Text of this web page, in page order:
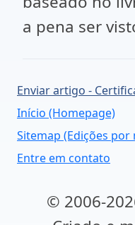
a pena ser
Enviar artigo -
Início (Homepage)
Sitemap (Edições por
Entre em contato
© 2006-